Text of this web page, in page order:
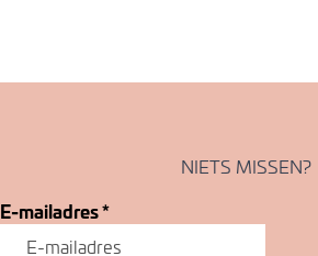
NIETS MISSEN?
E-mailadres*